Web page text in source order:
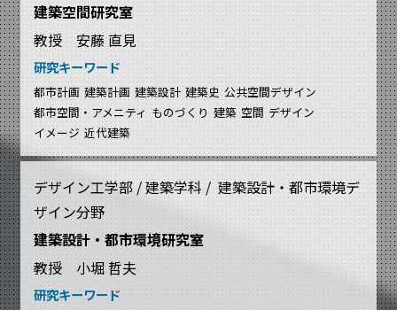
建築空間研究室
教授 安藤 直見
研究キーワード
都市計画 建築計画 建築設計 建築史 公共空間デザイン
都市空間・アメニティ ものづくり 建築 空間 デザイン
イメージ 近代建築
デザイン工学部 / 建築学科 / 建築設計・都市環境デ
ザイン分野
建築設計・都市環境研究室
教授 小堀 哲夫
研究キーワード